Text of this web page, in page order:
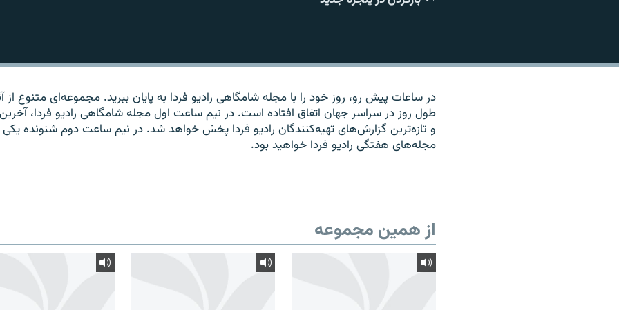
در ساعات پیش رو، روز خود را با مجله شامگاهی رادیو فردا به پایان ببرید. مجموعه‌ای متنوع از
طول روز در سراسر جهان اتفاق افتاده است. در نیم ساعت اول مجله شامگاهی رادیو فردا،
و تازه‌ترین گزارش‌های تهیه‌کنندگان رادیو فردا پخش خواهد شد. در نیم ساعت دوم شنونده یکی
مجله‌های هفتگی رادیو فردا خواهید بود.
از همین مجموعه